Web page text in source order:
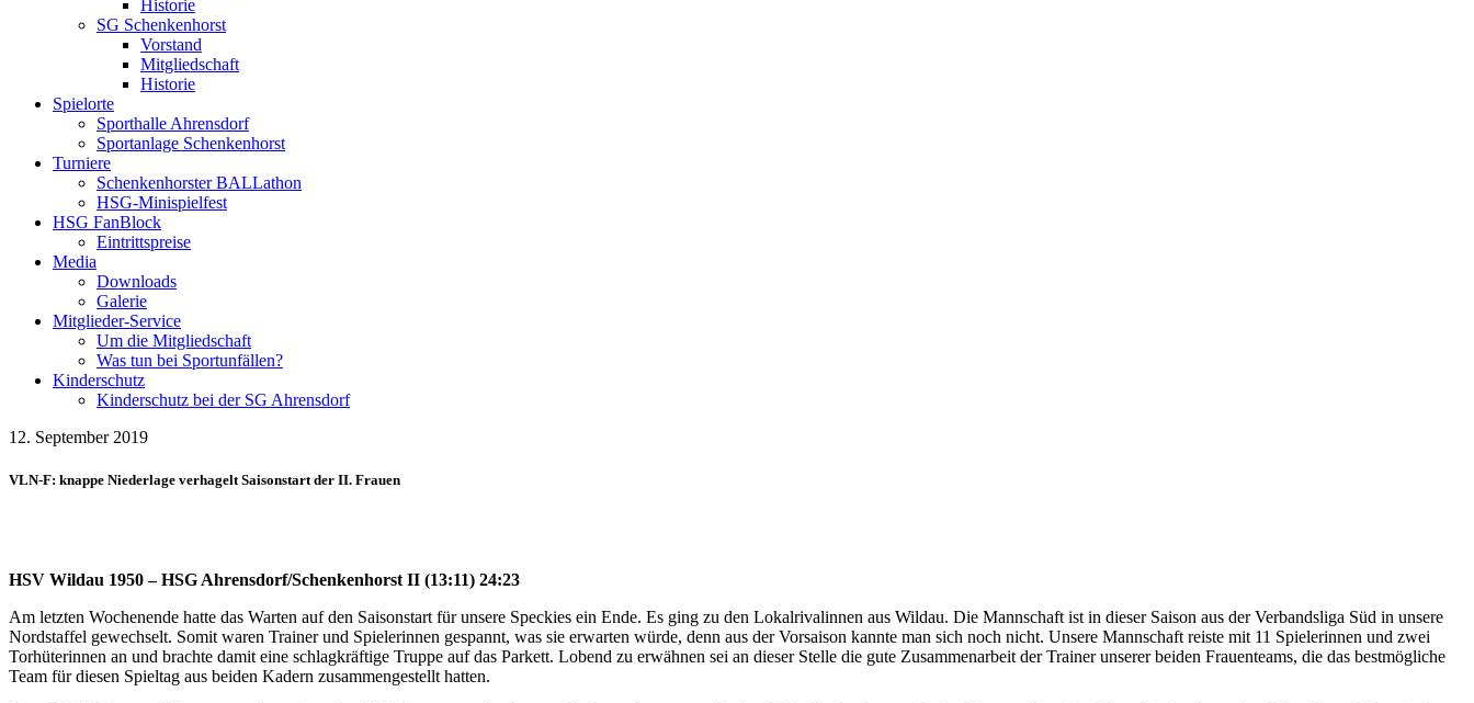
Historie
SG Schenkenhorst
Vorstand
Mitgliedschaft
Historie
Spielorte
Sporthalle Ahrensdorf
Sportanlage Schenkenhorst
Turniere
Schenkenhorster BALLathon
HSG-Minispielfest
HSG FanBlock
Eintrittspreise
Media
Downloads
Galerie
Mitglieder-Service
Um die Mitgliedschaft
Was tun bei Sportunfällen?
Kinderschutz
Kinderschutz bei der SG Ahrensdorf
12. September 2019
VLN-F: knappe Niederlage verhagelt Saisonstart der II. Frauen
HSV Wildau 1950 – HSG Ahrensdorf/Schenkenhorst II (13:11) 24:23
Am letzten Wochenende hatte das Warten auf den Saisonstart für unsere Speckies ein Ende. Es ging zu den Lokalrivalinnen aus Wildau. Die Mannschaft ist in dieser Saison aus der Verbandsliga Süd in unsere
Nordstaffel gewechselt. Somit waren Trainer und Spielerinnen gespannt, was sie erwarten würde, denn aus der Vorsaison kannte man sich noch nicht. Unsere Mannschaft reiste mit 11 Spielerinnen und zwei
Torhüterinnen an und brachte damit eine schlagkräftige Truppe auf das Parkett. Lobend zu erwähnen sei an dieser Stelle die gute Zusammenarbeit der Trainer unserer beiden Frauenteams, die das bestmögliche
Team für diesen Spieltag aus beiden Kadern zusammengestellt hatten.